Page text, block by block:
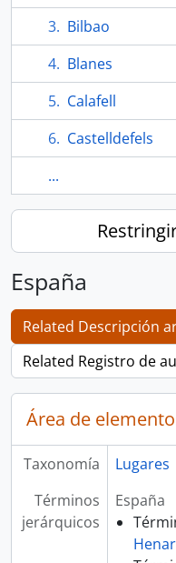
Bilbao
Blanes
Calafell
Castelldefels
...
España
Related Descripción
Related Registro de
Área de
Taxonomía
Lugares
Términos
jerárquicos
España